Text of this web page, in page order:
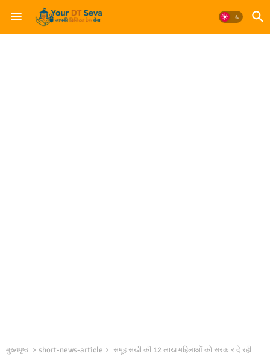
मुख्यपृष्ठ short-news-article
समूह सखी की 12 लाख महिलाओं को सरकार दे रही